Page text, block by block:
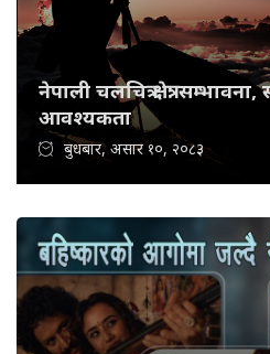
नेपाली चलचित्र क्षेत्र:
आवश्यकता
बुधबार, असार १०, २०८३